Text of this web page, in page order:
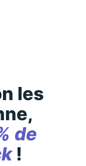
les
de
!